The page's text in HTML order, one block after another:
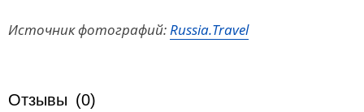
Источник фотографий:Russia.Travel
Отзывы (0)